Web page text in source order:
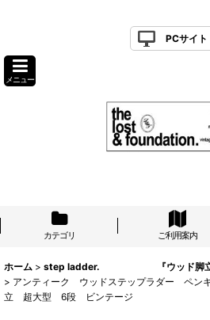
PCサイト
メニュー
カテゴリ ご利用案内
ホーム > step ladder. 『ウッド脚立
> アンティーク ウッドステップラダー ペ
立 超大型 6段 ビンテージ